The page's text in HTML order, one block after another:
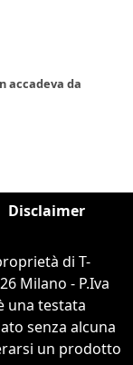
accadeva da
Disclaimer
di T-
Milano - P.Iva
una testata
senza alcuna
un prodotto